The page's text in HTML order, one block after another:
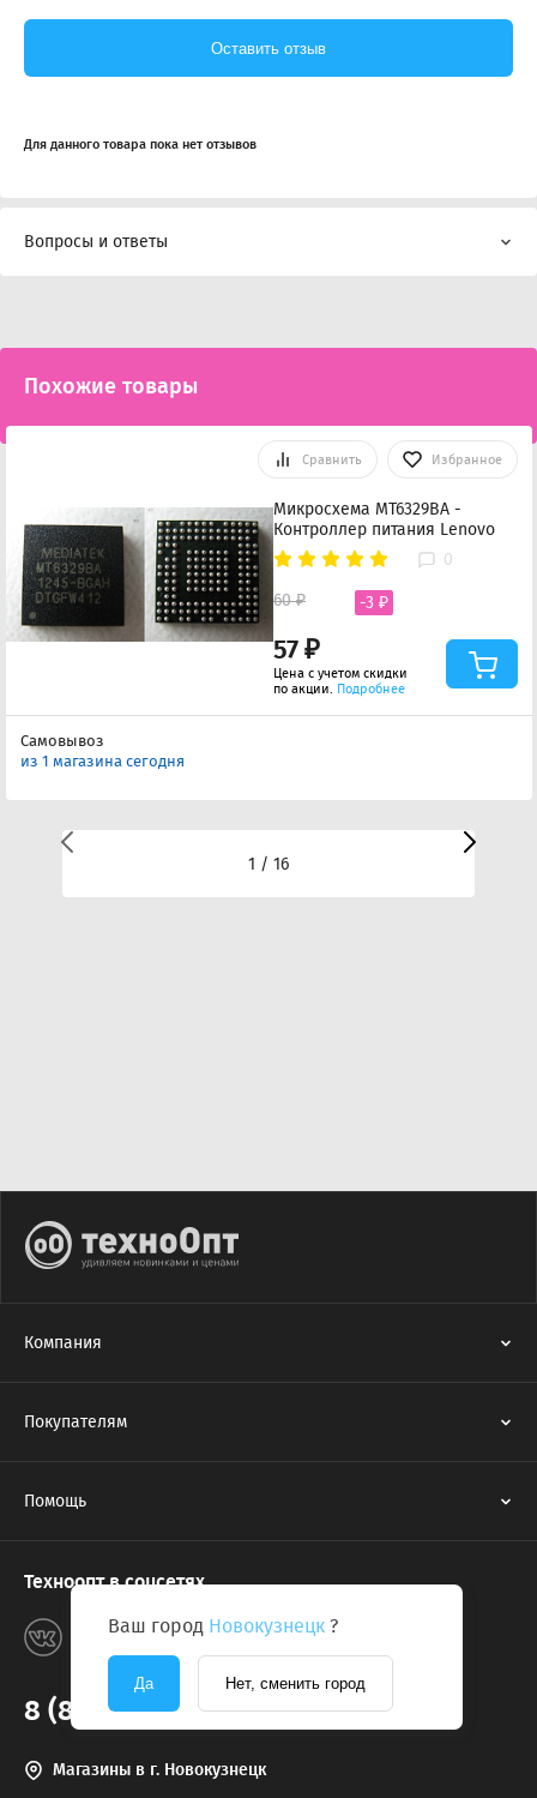
Для данного товара пока нет отзывов
Оставить отзыв
Вопросы и ответы
Похожие товары
Сравнить Избранное
Микросхема MT6329BA -
Контроллер питания Lenovo
0
57 ₽
60 ₽ -3 ₽
Цена с учетом скидки
по акции. Подробнее
Самовывоз
из 1 магазина сегодня
1 / 16
Ваш город Новокузнецк ?
Да Нет, сменить город
Компания
Покупателям
Помощь
Техноопт в соцсетях
8 (800) 775-2131
Магазины в г. Новокузнецк